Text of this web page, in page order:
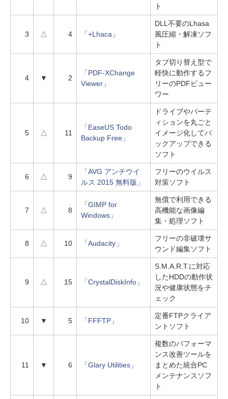
ト
3 △ 4 「+Lhaca」
DLL不要のLhasa
風圧縮・解凍ソフ
ト
4 ▼ 2
「PDF-XChange
Viewer」
タブ切り替え型で
軽快に動作するフ
リーのPDFビュー
ワー
5 △ 11
「EaseUS Todo
Backup Free」
ドライブやパーテ
ィションを丸ごと
イメージ化してバ
ックアップできる
ソフト
6 △ 9
「AVG アンチウイ
ルス 2015 無料版」
フリーのウイルス
対策ソフト
7 △ 8
「GIMP for
Windows」
無償で利用できる
高機能な画像編
集・処理ソフト
8 △ 10 「Audacity」
フリーの非破壊サ
ウンド編集ソフト
9 △ 15 「CrystalDiskInfo」
S.M.A.R.T.に対応
したHDDの動作状
況や健康状態をチ
ェック
10 ▼ 5 「FFFTP」
定番FTPクライア
ントソフト
11 ▼ 6 「Glary Utilities」
複数のパフォーマ
ンス改善ツールを
まとめた統合PC
メンテナンスソフ
ト